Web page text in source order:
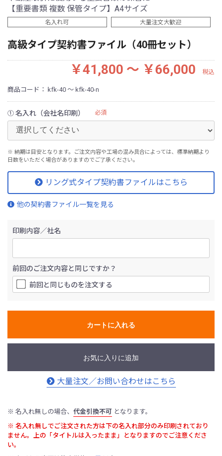
【重要書類 複数 保管タイプ】A4サイズ
名入れ可 大量注文大歓迎
高級タイプ契約書ファイル（40冊セット）
￥41,800 ～ ￥66,000 税込
商品コード： kfk-40 ～ kfk-40-n
① 名入れ（会社名印刷） 必須
※ 納期は目安となります。ご注文内容や工場の混み具合によっては、標準納期より
日数をいただく場合がありますのでご了承ください。
リング式タイプ契約書ファイルはこちら
他の契約書ファイル一覧を見る
印刷内容／社名
前回のご注文内容と同じですか？
前回と同じものを注文する
カートに入れる
お気に入りに追加
大量注文／お問い合わせはこちら
※ 名入れ無しの場合、 代金引換不可 となります。
※ 名入れ無しでご注文された方は下の名入れ部分のみ印刷されており
ません。上の「タイトルは入ったまま」となりますのでご注意くださ
い。